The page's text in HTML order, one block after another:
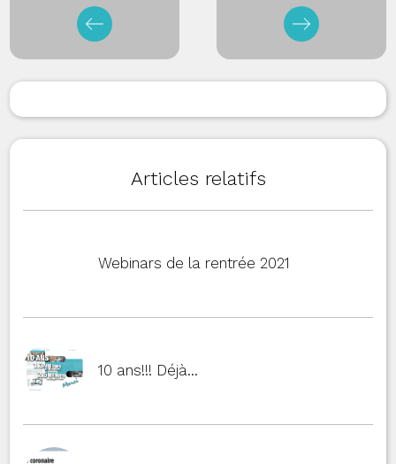
Articles relatifs
Webinars de la rentrée 2021
10 ans!!! Déjà…